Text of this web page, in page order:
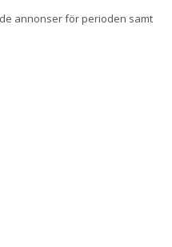
annonser för perioden samt